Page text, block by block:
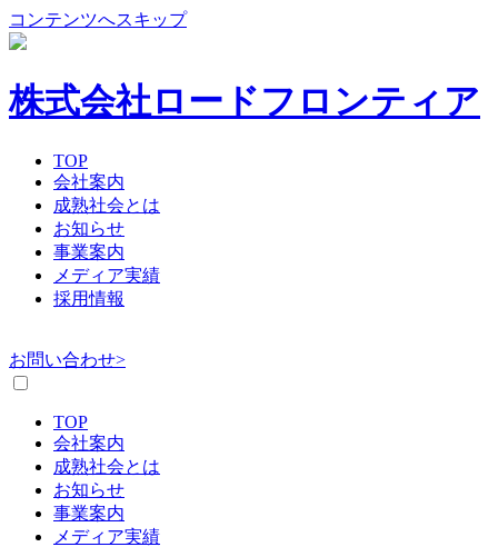
コンテンツへスキップ
株式会社ロードフロンティア
TOP
会社案内
成熟社会とは
お知らせ
事業案内
メディア実績
採用情報
お問い合わせ>
TOP
会社案内
成熟社会とは
お知らせ
事業案内
メディア実績